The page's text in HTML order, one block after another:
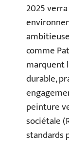
2025
comme
marquent
durable,
peinture
sociétale
standards